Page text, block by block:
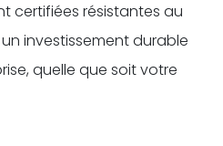
certifiées résistantes au
investissement durable
quelle que soit votre